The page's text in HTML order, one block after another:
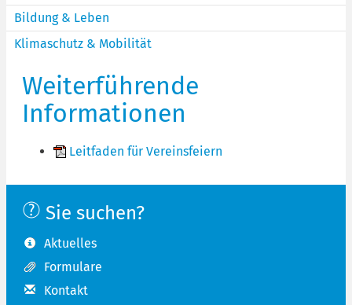
Bildung & Leben
Klimaschutz & Mobilität
Weiterführende
Informationen
Leitfaden für Vereinsfeiern
Sie suchen?
Aktuelles
Formulare
Kontakt